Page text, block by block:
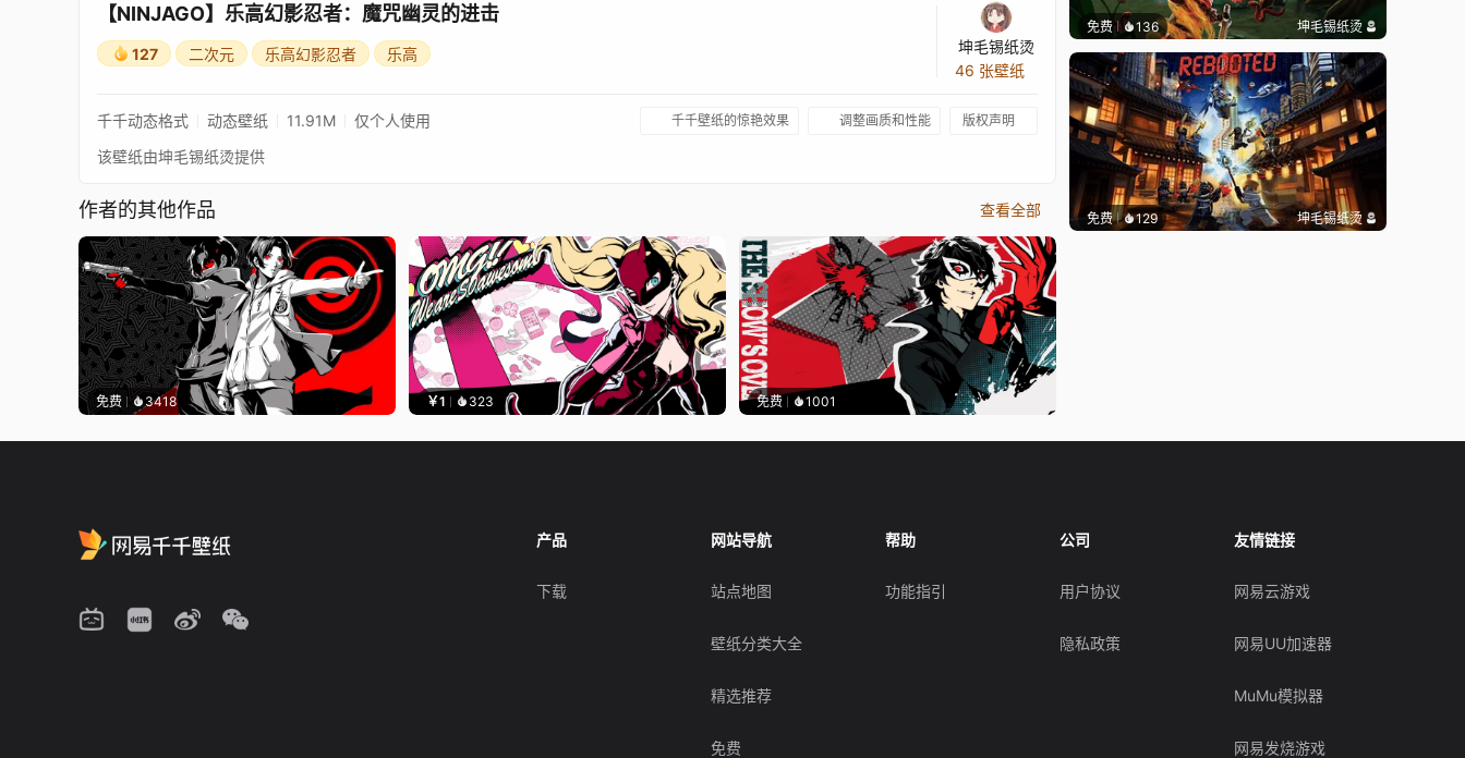
【NINJAGO】乐高幻影忍者：魔咒幽灵的进击
127 二次元 乐高幻影忍者 乐高
坤毛锡纸烫
46 张壁纸
千千动态格式 动态壁纸 11.91M 仅个人使用 千千壁纸的惊艳效果 调整画质和性能 版权声明
该壁纸由坤毛锡纸烫提供
作者的其他作品 查看全部
免费 3418 ￥1 323 免费 1001
免费 136 坤毛锡纸烫
免费 129 坤毛锡纸烫
产品
下载
网站导航
站点地图
壁纸分类大全
精选推荐
免费
帮助
功能指引
公司
用户协议
隐私政策
友情链接
网易云游戏
网易UU加速器
MuMu模拟器
网易发烧游戏